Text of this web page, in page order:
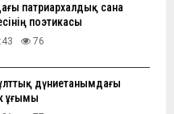
патриархалдық сана
поэтикасы
76
дүниетанымдағы
ұғымы